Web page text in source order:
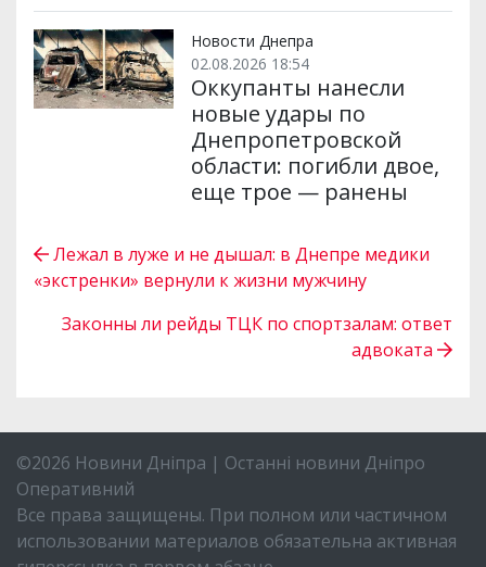
Новости Днепра
02.08.2026 18:54
Оккупанты нанесли
новые удары по
Днепропетровской
области: погибли двое,
еще трое — ранены
Лежал в луже и не дышал: в Днепре медики
«экстренки» вернули к жизни мужчину
Законны ли рейды ТЦК по спортзалам: ответ
адвоката
©2026 Новини Дніпра | Останні новини Дніпро
Оперативний
Все права защищены. При полном или частичном
использовании материалов обязательна активная